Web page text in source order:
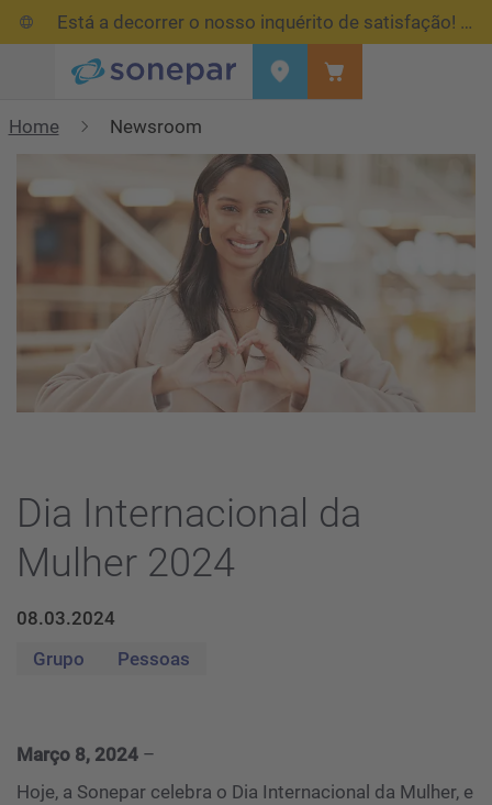
Está a decorrer o nosso inquérito de satisfação!
Home
Newsroom
Dia Internacional da
Mulher 2024
08.03.2024
Grupo
Pessoas
Março 8, 2024 –
Hoje, a Sonepar celebra o Dia Internacional da Mulher, e